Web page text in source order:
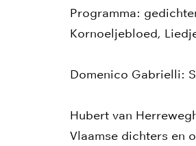
Programma:
Kornoeljebloed,
Domenico Gabrielli:
Hubert van
Vlaamse dichters en